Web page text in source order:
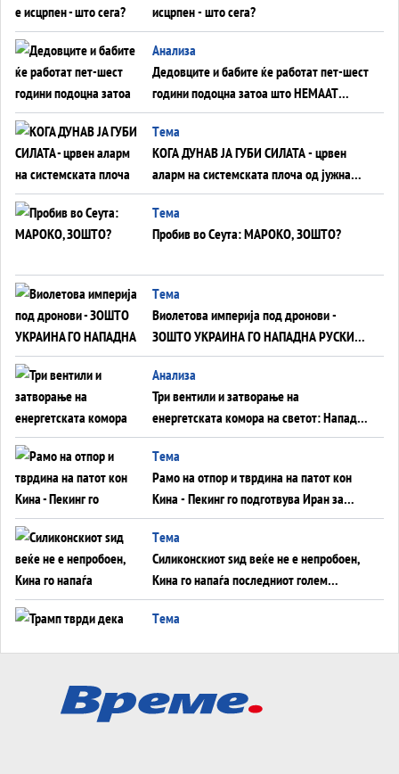
исцрпен - што сега?
Анализа
Дедовците и бабите ќе работат пет-шест
години подоцна затоа што НЕМААТ
ВНУЦИ ДА ГИ ЗАМЕНАТ
Tема
КОГА ДУНАВ ЈА ГУБИ СИЛАТА - црвен
аларм на системската плоча од јужна
Германија до Црното Море...
Tема
Пробив во Сеута: МАРОКО, ЗОШТО?
Tема
Виолетова империја под дронови -
ЗОШТО УКРАИНА ГО НАПАДНА РУСКИОТ
WILDBERRIES
Aнализа
Три вентили и затворање на
енергетската комора на светот: Нападот
во Суец најавува глобален енергетски
инфаркт?
Tема
Рамо на отпор и тврдина на патот кон
Кина - Пекинг го подготвува Иран за
американска копнена инвазија
Tема
Силиконскиот ѕид веќе не е непробоен,
Кина го напаѓа последниот голем
монопол на Западот?
Tема
Tема
ДЛАБОКО УДОЛУ: Сметководствените